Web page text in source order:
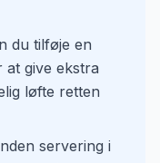
du tilføje en
give ekstra
løfte retten
servering i